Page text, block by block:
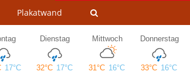
Plakatwand